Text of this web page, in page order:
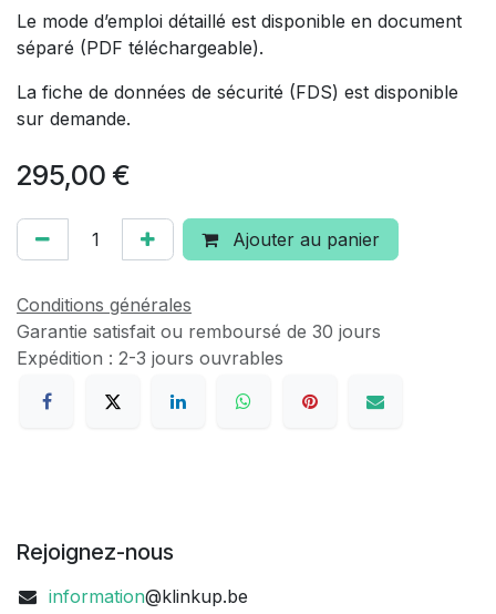
Le mode d’emploi détaillé est disponible en document
séparé (PDF téléchargeable).
La fiche de données de sécurité (FDS) est disponible
sur demande.
295,00 €
Ajouter au panier
Conditions générales
Garantie satisfait ou remboursé de 30 jours
Expédition : 2-3 jours ouvrables
Rejoignez-nous
information@klinkup.be